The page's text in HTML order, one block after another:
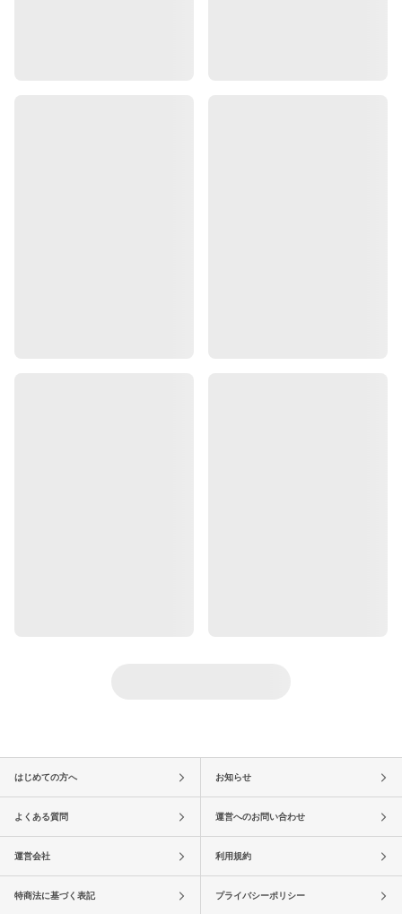
はじめての方へ お知らせ
よくある質問 運営へのお問い合わせ
運営会社 利用規約
特商法に基づく表記 プライバシーポリシー